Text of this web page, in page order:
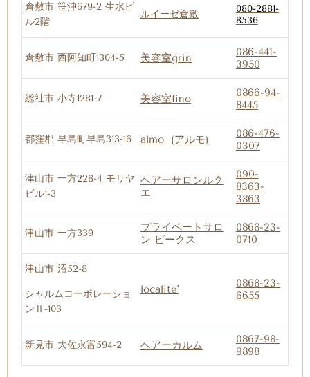
倉敷市 笹沖679-2 生水ビ
ル2階
ルイーゼ倉敷
080-2881-
8536
倉敷市 西阿知町1304-5 美容室grin
086-441-
3950
総社市 小寺1281-7 美容室fino
0866-94-
8445
都窪郡 早島町早島313-16 almo (アルモ)
086-476-
0307
津山市 一方228-4 モリヤ
ビル1-3
ヘアーサロンルク
エ
090-
8363-
3863
津山市 一方339
プライベートサロ
ン ビークス
0868-23-
0710
津山市 沼52-8
シャルムコーポレーショ
ンⅡ-103
localite'
0868-23-
6655
新見市 大佐永富594-2 ヘアーカルム
0867-98-
9898